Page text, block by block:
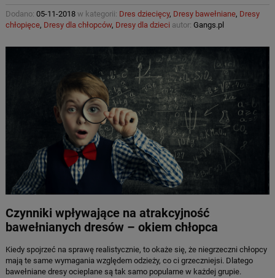
Dodano: 05-11-2018w kategorii: Dres dziecięcy, Dresy bawełniane, Dresy
chłopięce, Dresy dla chłopców, Dresy dla dzieci autor: Gangs.pl
Czynniki wpływające na atrakcyjność
bawełnianych dresów – okiem chłopca
Kiedy spojrzeć na sprawę realistycznie, to okaże się, że niegrzeczni chłopcy
mają te same wymagania względem odzieży, co ci grzeczniejsi. Dlatego
bawełniane dresy ocieplane są tak samo popularne w każdej grupie.